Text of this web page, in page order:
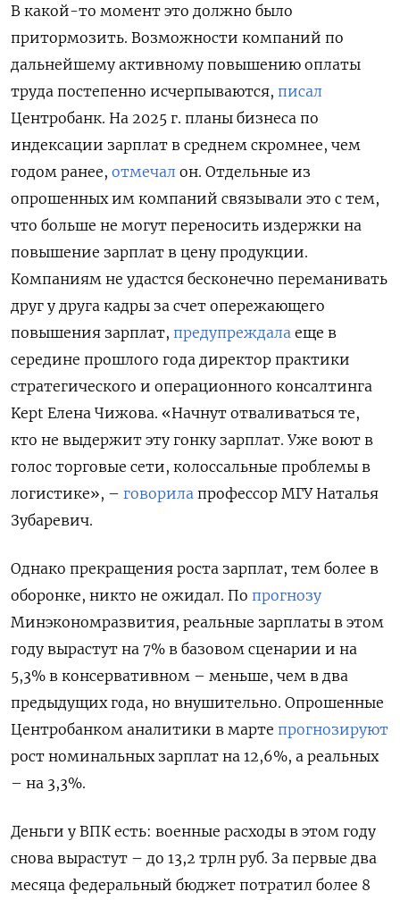
В какой-то момент это должно было
притормозить. Возможности компаний по
дальнейшему активному повышению оплаты
труда постепенно исчерпываются, писал
Центробанк. На 2025 г. планы бизнеса по
индексации зарплат в среднем скромнее, чем
годом ранее, отмечал он. Отдельные из
опрошенных им компаний связывали это с тем,
что больше не могут переносить издержки на
повышение зарплат в цену продукции.
Компаниям не удастся бесконечно переманивать
друг у друга кадры за счет опережающего
повышения зарплат, предупреждала еще в
середине прошлого года директор практики
стратегического и операционного консалтинга
Kept Елена Чижова. «Начнут отваливаться те,
кто не выдержит эту гонку зарплат. Уже воют в
голос торговые сети, колоссальные проблемы в
логистике», – говорила профессор МГУ Наталья
Зубаревич.
Однако прекращения роста зарплат, тем более в
оборонке, никто не ожидал. По прогнозу
Минэкономразвития, реальные зарплаты в этом
году вырастут на 7% в базовом сценарии и на
5,3% в консервативном – меньше, чем в два
предыдущих года, но внушительно. Опрошенные
Центробанком аналитики в марте прогнозируют
рост номинальных зарплат на 12,6%, а реальных
– на 3,3%.
Деньги у ВПК есть: военные расходы в этом году
снова вырастут – до 13,2 трлн руб. За первые два
месяца федеральный бюджет потратил более 8